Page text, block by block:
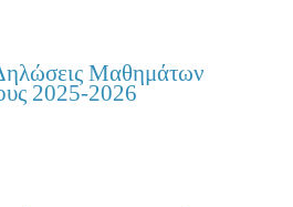
Μαθημάτων
2025-2026